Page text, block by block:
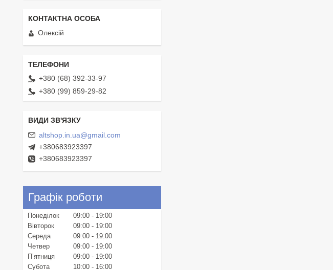
Олексій
+380 (68) 392-33-97
+380 (99) 859-29-82
altshop.in.ua@gmail.com
+380683923397
+380683923397
Графік роботи
Понеділок 09:00
19:00
Вівторок
09:00
19:00
Середа
09:00
19:00
Четвер
09:00
19:00
Пʼятниця
09:00
19:00
Субота
10:00 16:00